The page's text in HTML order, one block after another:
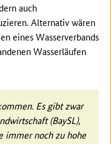
auch
Alternativ wären
eines Wasserverbands
Wasserläufen
Es gibt zwar
(BaySL),
immer noch zu hohe